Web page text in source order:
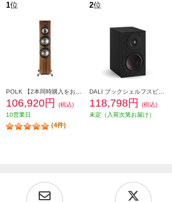
1位
106,920円
(税込)
10営業日
(4件)
2位
118,798円
(税込)
未定（入荷次第お届け）